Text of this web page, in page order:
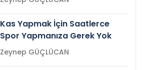
Kas Yapmak İçin Saatlerce
Spor Yapmanıza Gerek Yok
Zeynep GÜÇLÜCAN